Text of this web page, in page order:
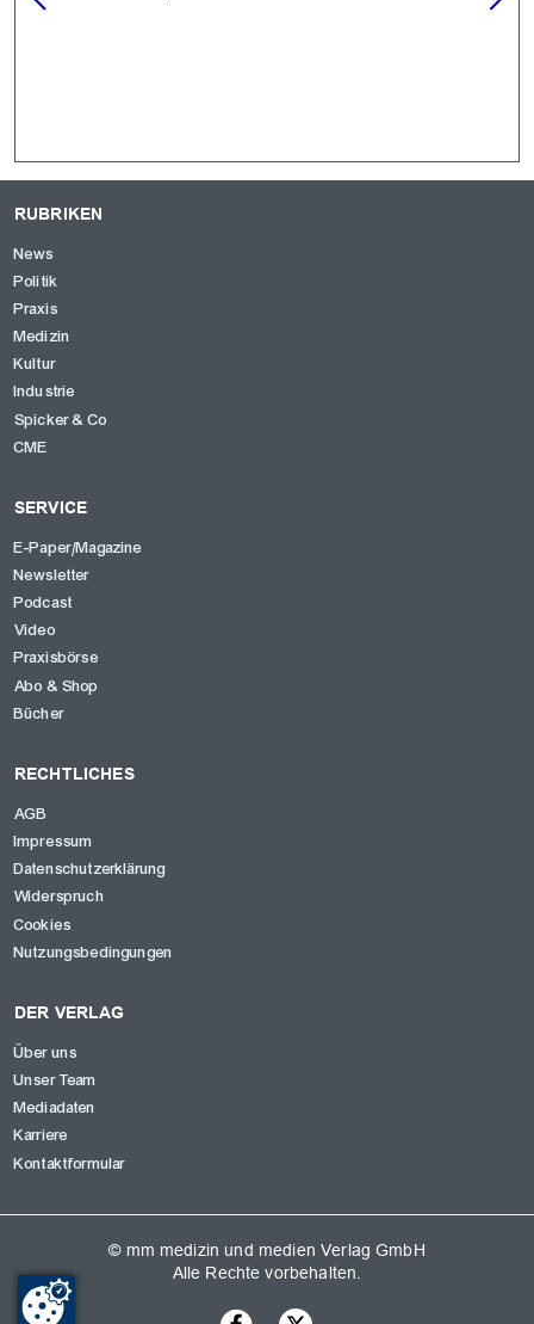
RUBRIKEN
News
Politik
Praxis
Medizin
Kultur
Industrie
Spicker & Co
CME
SERVICE
E-Paper/Magazine
Newsletter
Podcast
Video
Praxisbörse
Abo & Shop
Bücher
RECHTLICHES
AGB
Impressum
Datenschutzerklärung
Widerspruch
Cookies
Nutzungsbedingungen
DER VERLAG
Über uns
Unser Team
Mediadaten
Karriere
Kontaktformular
© mm medizin und medien Verlag GmbH
Alle Rechte vorbehalten.